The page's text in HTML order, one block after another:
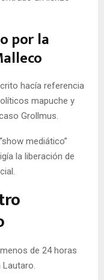
por la
hacía referencia
mapuche y
Grollmus.
mediático”
la liberación de
de 24 horas